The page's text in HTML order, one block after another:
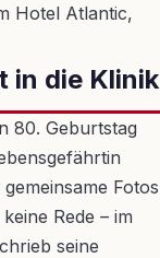
Hotel Atlantic,
in die Klinik
80. Geburtstag
Fotos
Rede – im
seine